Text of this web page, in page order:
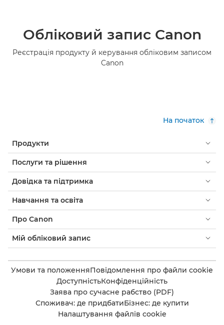
Обліковий запис Canon
Реєстрація продукту й керування обліковим записом
Canon
На початок
Продукти
Послуги та рішення
Довідка та підтримка
Навчання та освіта
Про Canon
Мій обліковий запис
Умови та положенняПовідомлення про файли cookie
ДоступністьКонфіденційність
Заява про сучасне рабство (PDF)
Споживач: де придбатиБізнес: де купити
Налаштування файлів cookie